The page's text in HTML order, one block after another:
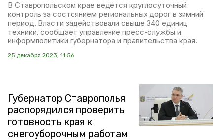
В Ставропольском крае ведётся круглосуточный
контроль за состоянием региональных дорог в зимний
период. Власти задействовали свыше 340 единиц
техники, сообщает управление пресс-службы и
информполитики губернатора и правительства края.
25 декабря 2023, 11:56
Губернатор Ставрополья
распорядился проверить
готовность края к
снегоуборочным работам